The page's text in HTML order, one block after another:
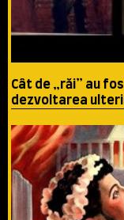
Cât de „răi” au
dezvoltarea